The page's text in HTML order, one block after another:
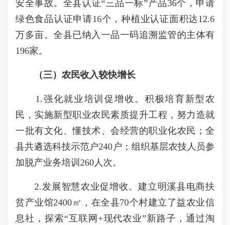
安全事故。全县认证“三品一标”产品36个，申请
绿色食品认证申请16个，种植业认证面积达12.6
万多亩。全县已纳入一品一码追溯监管的主体有
196家。
（三）农民收入较快增长
1.强化就业培训促增收。积极培育新型农
民，实施新型职业农民素质提升工程，努力造就
一批有文化、懂技术、会经营的职业化农民；全
县共遴选科技示范户240户；组织基层农技人员参
加脱产业务培训260人次。
2.发展智慧农业促增收。建立明溪县电商扶
贫产业馆2400㎡，在全县70个村建立了益农业信
息社，探索“互联网+现代农业”新路子，通过淘